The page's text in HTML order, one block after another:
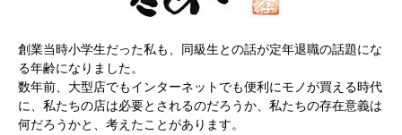
創業当時小学生だった私も、同級生との話が定年退職の話題にな
る年齢になりました。
数年前、大型店でもインターネットでも便利にモノが買える時代
に、私たちの店は必要とされるのだろうか、私たちの存在意義は
何だろうかと、考えたことがあります。